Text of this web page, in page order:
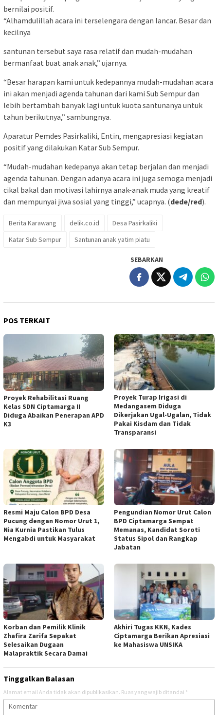
bernilai positif.
“Alhamdulillah acara ini terselengara dengan lancar. Besar dan
kecilnya
santunan tersebut saya rasa relatif dan mudah-mudahan
bermanfaat buat anak anak,” ujarnya.
“Besar harapan kami untuk kedepannya mudah-mudahan acara
ini akan menjadi agenda tahunan dari kami Sub Sempur dan
lebih bertambah banyak lagi untuk kuota santunanya untuk
tahun berikutnya,” sambungnya.
Aparatur Pemdes Pasirkaliki, Entin, mengapresiasi kegiatan
positif yang dilakukan Katar Sub Sempur.
“Mudah-mudahan kedepanya akan tetap berjalan dan menjadi
agenda tahunan. Dengan adanya acara ini juga semoga menjadi
cikal bakal dan motivasi lahirnya anak-anak muda yang kreatif
dan mempunyai jiwa sosial yang tinggi,” ucapnya. (dede/red).
Berita Karawang delik.co.id
Desa Pasirkaliki
Katar Sub Sempur
Santunan anak yatim piatu
SEBARKAN
POS TERKAIT
Proyek Rehabilitasi Ruang
Kelas SDN Ciptamarga II
Diduga Abaikan Penerapan APD
K3
Proyek Turap Irigasi di
Medangasem Diduga
Dikerjakan Ugal-Ugalan, Tidak
Pakai Kisdam dan Tidak
Transparansi
Resmi Maju Calon BPD Desa
Pucung dengan Nomor Urut 1,
Nia Kurnia Pastikan Tulus
Mengabdi untuk Masyarakat
Pengundian Nomor Urut Calon
BPD Ciptamarga Sempat
Memanas, Kandidat Soroti
Status Sipol dan Rangkap
Jabatan
Korban dan Pemilik Klinik
Zhafira Zarifa Sepakat
Selesaikan Dugaan
Malapraktik Secara Damai
Akhiri Tugas KKN, Kades
Ciptamarga Berikan Apresiasi
ke Mahasiswa UNSIKA
Tinggalkan Balasan
Alamat email Anda tidak akan dipublikasikan. Ruas yang wajib ditandai *